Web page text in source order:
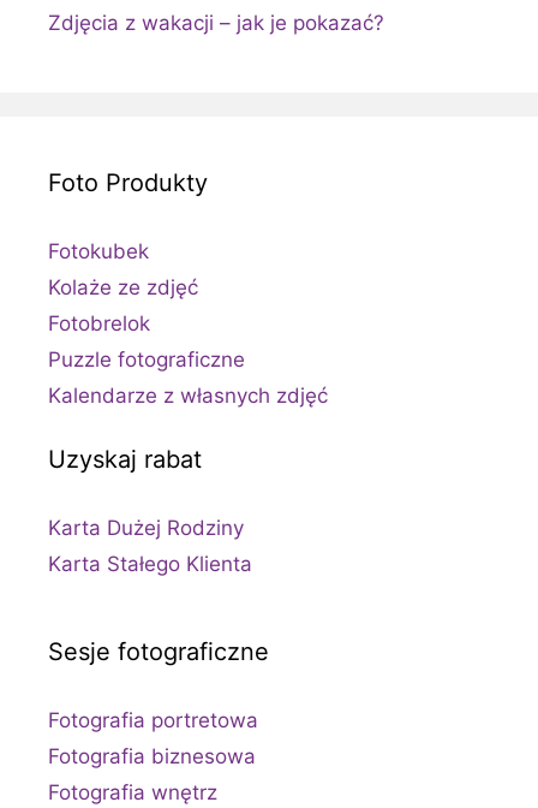
Zdjęcia z wakacji – jak je pokazać?
Foto Produkty
Fotokubek
Kolaże ze zdjęć
Fotobrelok
Puzzle fotograficzne
Kalendarze z własnych zdjęć
Uzyskaj rabat
Karta Dużej Rodziny
Karta Stałego Klienta
Sesje fotograficzne
Fotografia portretowa
Fotografia biznesowa
Fotografia wnętrz